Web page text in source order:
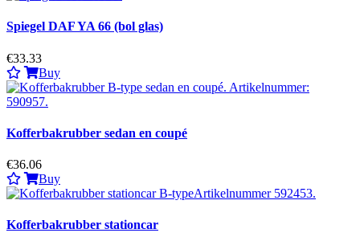
Spiegel DAF YA 66 (bol glas)
€33.33
Buy
Kofferbakrubber sedan en coupé
€36.06
Buy
Kofferbakrubber stationcar